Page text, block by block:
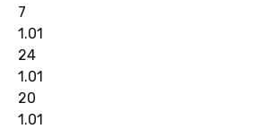
7
1.01
24
1.01
20
1.01